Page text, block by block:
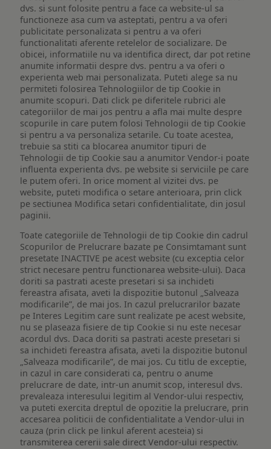
dvs. si sunt folosite pentru a face ca website-ul sa
functioneze asa cum va asteptati, pentru a va oferi
publicitate personalizata si pentru a va oferi
functionalitati aferente retelelor de socializare. De
obicei, informatiile nu va identifica direct, dar pot retine
anumite informatii despre dvs. pentru a va oferi o
experienta web mai personalizata. Puteti alege sa nu
permiteti folosirea Tehnologiilor de tip Cookie in
anumite scopuri. Dati click pe diferitele rubrici ale
categoriilor de mai jos pentru a afla mai multe despre
scopurile in care putem folosi Tehnologii de tip Cookie
si pentru a va personaliza setarile. Cu toate acestea,
trebuie sa stiti ca blocarea anumitor tipuri de
Tehnologii de tip Cookie sau a anumitor Vendor-i poate
influenta experienta dvs. pe website si serviciile pe care
le putem oferi. In orice moment al vizitei dvs. pe
website, puteti modifica o setare anterioara, prin click
pe sectiunea Modifica setari confidentialitate, din josul
paginii.
Toate categoriile de Tehnologii de tip Cookie din cadrul
Scopurilor de Prelucrare bazate pe Consimtamant sunt
presetate INACTIVE pe acest website (cu exceptia celor
strict necesare pentru functionarea website-ului). Daca
doriti sa pastrati aceste presetari si sa inchideti
fereastra afisata, aveti la dispozitie butonul „Salveaza
modificarile”, de mai jos. In cazul prelucrarilor bazate
pe Interes Legitim care sunt realizate pe acest website,
nu se plaseaza fisiere de tip Cookie si nu este necesar
acordul dvs. Daca doriti sa pastrati aceste presetari si
sa inchideti fereastra afisata, aveti la dispozitie butonul
„Salveaza modificarile”, de mai jos. Cu titlu de exceptie,
in cazul in care considerati ca, pentru o anume
prelucrare de date, intr-un anumit scop, interesul dvs.
prevaleaza interesului legitim al Vendor-ului respectiv,
va puteti exercita dreptul de opozitie la prelucrare, prin
accesarea politicii de confidentialitate a Vendor-ului in
cauza (prin click pe linkul aferent acesteia) si
transmiterea cererii sale direct Vendor-ului respectiv.